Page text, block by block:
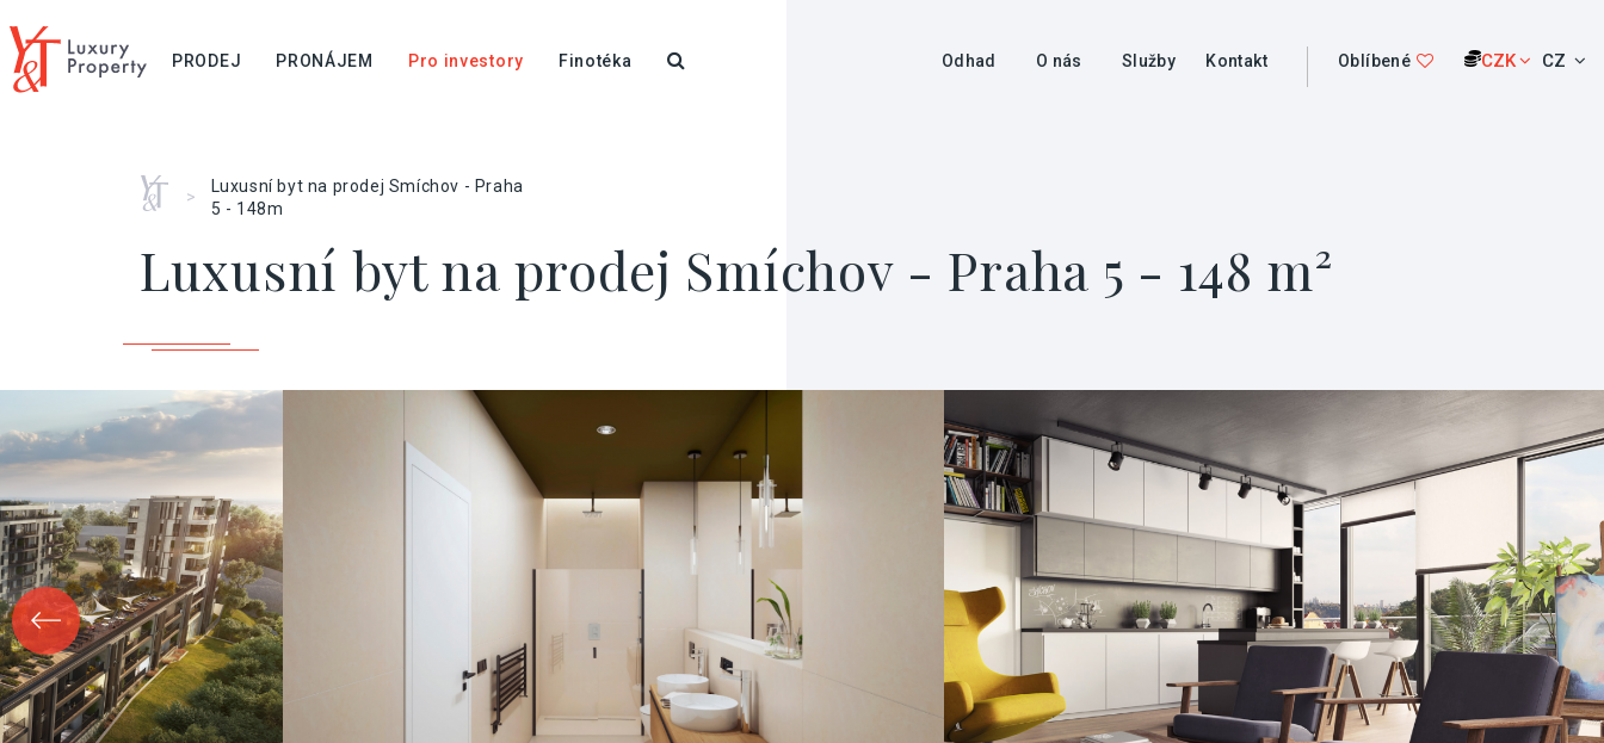
PRODEJ PRONÁJEM Pro investory Finotéka Odhad O nás Služby Kontakt Oblíbené CZK CZ
Home
>
Luxusní byt na prodej Smíchov - Praha
5 - 148m
Luxusní byt na prodej Smíchov - Praha 5 - 148 m²